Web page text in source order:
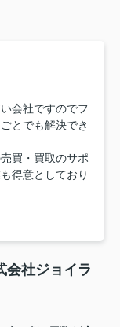
会社ですのでフ
とでも解決でき
買・買取のサポ
得意としており
会社ジョイラ